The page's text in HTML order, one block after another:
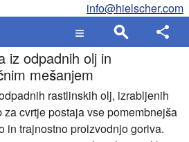
info@hielscher.com
iz odpadnih olj in
mešanjem
rastlinskih olj, izrabljenih
cvrtje postaja vse pomembnejša
in trajnostno proizvodnjo goriva.